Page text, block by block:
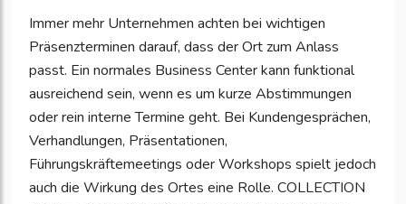
Immer mehr Unternehmen achten bei wichtigen
Präsenzterminen darauf, dass der Ort zum Anlass
passt. Ein normales Business Center kann funktional
ausreichend sein, wenn es um kurze Abstimmungen
oder rein interne Termine geht. Bei Kundengesprächen,
Verhandlungen, Präsentationen,
Führungskräftemeetings oder Workshops spielt jedoch
auch die Wirkung des Ortes eine Rolle. COLLECTION